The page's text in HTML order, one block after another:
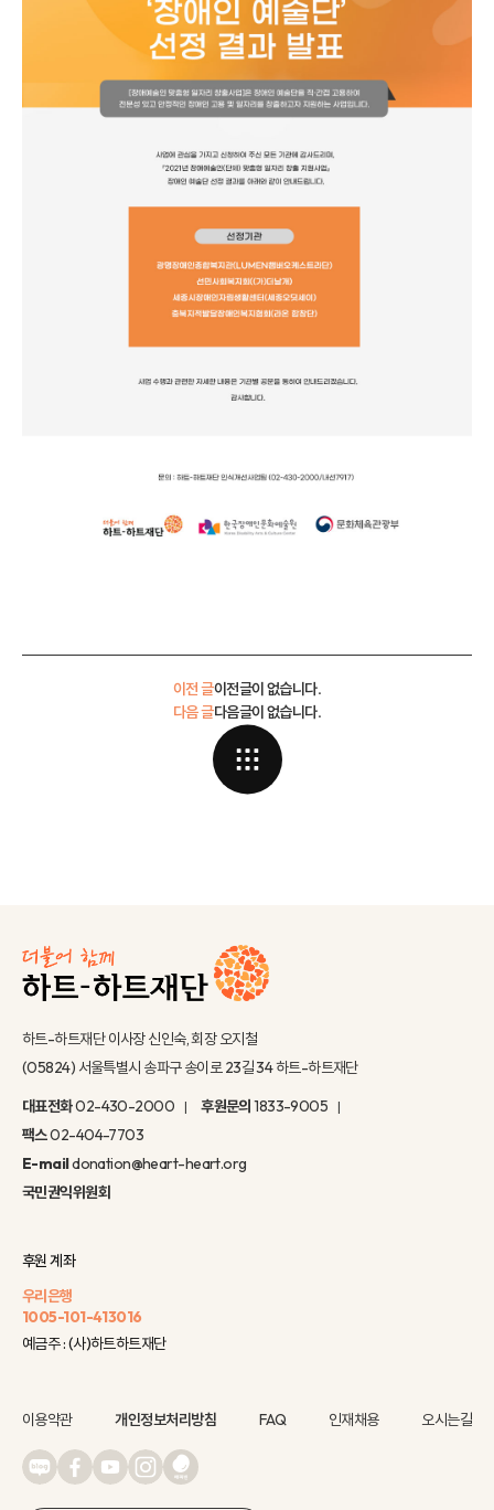
이전 글이전글이 없습니다.
다음글이 없습니다.
다음 글
하트-하트재단 이사장 신인숙, 회장 오지철
(05824) 서울특별시 송파구 송이로 23길 34 하트-하트재단
대표전화02-430-2000 후원문의1833-9005
팩스02-404-7703
E-maildonation@heart-heart.org
국민권익위원회
후원 계좌
우리은행
1005-101-413016
예금주 : (사)하트하트재단
이용약관 개인정보처리방침 FAQ 인재채용 오시는길